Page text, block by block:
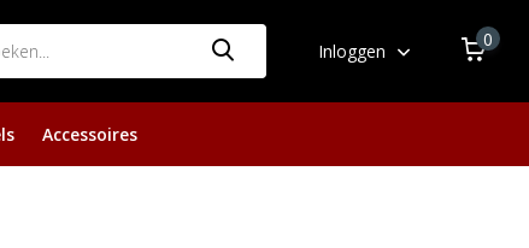
Inloggen
0
Accessoires